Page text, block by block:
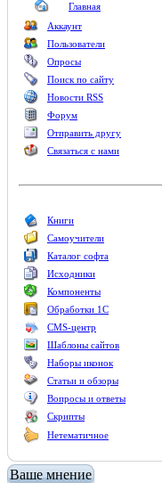
Главная
Аккаунт
Пользователи
Опросы
Поиск по сайту
Новости RSS
Форум
Отправить другу
Связаться с нами
Книги
Самоучители
Каталог софта
Исходники
Компоненты
Обработки 1С
CMS-центр
Шаблоны сайтов
Наборы иконок
Статьи и обзоры
Вопросы и ответы
Скрипты
Нетематичное
Ваше мнение